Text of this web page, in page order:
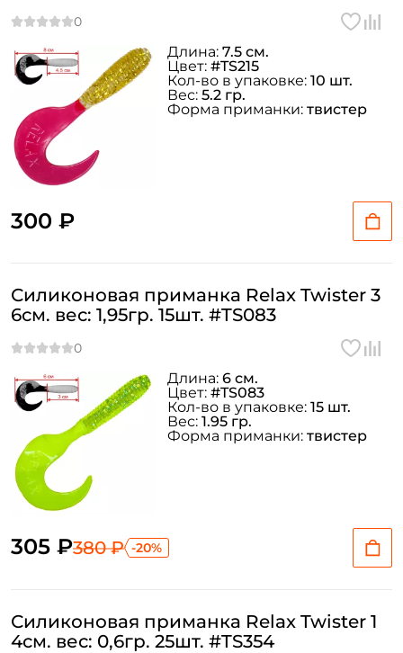
300 ₽
Длина: 7.5 см.
Цвет: #TS215
Кол-во в упаковке: 10 шт.
Вес: 5.2 гр.
Форма приманки: твистер
Силиконовая приманка Relax Twister 3
6см. вес: 1,95гр. 15шт. #TS083
305 ₽380 ₽ -20%
Длина: 6 см.
Цвет: #TS083
Кол-во в упаковке: 15 шт.
Вес: 1.95 гр.
Форма приманки: твистер
Силиконовая приманка Relax Twister 1
4см. вес: 0,6гр. 25шт. #TS354